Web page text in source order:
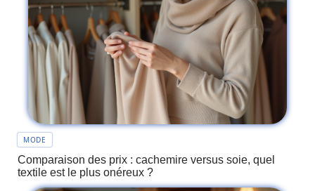
MODE
Comparaison des prix : cachemire versus soie, quel
textile est le plus onéreux ?